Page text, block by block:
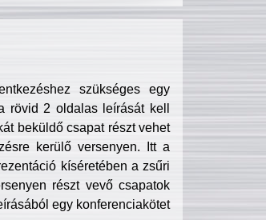
szükséges egy
rövid 2 oldalas leírását kell
beküldő csapat részt vehet
kerülő versenyen. Itt a
kíséretében a zsűri
részt vevő csapatok
egy konferenciakötet